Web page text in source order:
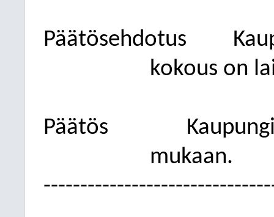
Päätösehdotus
kokous on
Päätös
mukaan.